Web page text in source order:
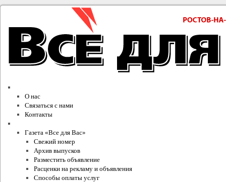
О нас
Связаться с нами
Контакты
Газета «Все для Вас»
Свежий номер
Архив выпусков
Разместить объявление
Расценки на рекламу и объявления
Способы оплаты услуг